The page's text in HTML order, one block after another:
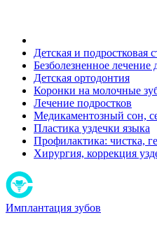
Детская и подростковая
Безболезненное лечение
Детская ортодонтия
Коронки на молочные
Лечение подростков
Медикаментозный сон,
Пластика уздечки языка
Профилактика: чистка,
Хирургия, коррекция
Имплантация зубов